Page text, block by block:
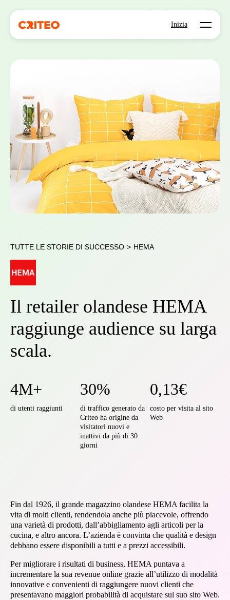
Inizia Open
TUTTE LE STORIE DI SUCCESSO > HEMA
Il retailer olandese HEMA
raggiunge audience su larga
scala.
4M+
di utenti raggiunti
30%
di traffico generato da
Criteo ha origine da
visitatori nuovi e
inattivi da più di 30
giorni
0,13€
costo per visita al sito
Web
Fin dal 1926, il grande magazzino olandese HEMA facilita la
vita di molti clienti, rendendola anche più piacevole, offrendo
una varietà di prodotti, dall’abbigliamento agli articoli per la
cucina, e altro ancora. L’azienda è convinta che qualità e design
debbano essere disponibili a tutti e a prezzi accessibili.
Per migliorare i risultati di business, HEMA puntava a
incrementare la sua revenue online grazie all’utilizzo di modalità
innovative e convenienti di raggiungere nuovi clienti che
presentavano maggiori probabilità di acquistare sul suo sito Web.